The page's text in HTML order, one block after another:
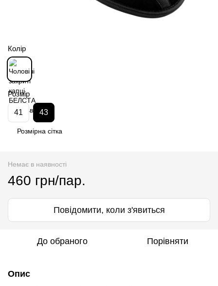
Колір
Розмір
41 43
Розмірна сітка
Немає в наявності
460 грн/пар.
Повідомити, коли з'явиться
До обраного Порівняти
Опис